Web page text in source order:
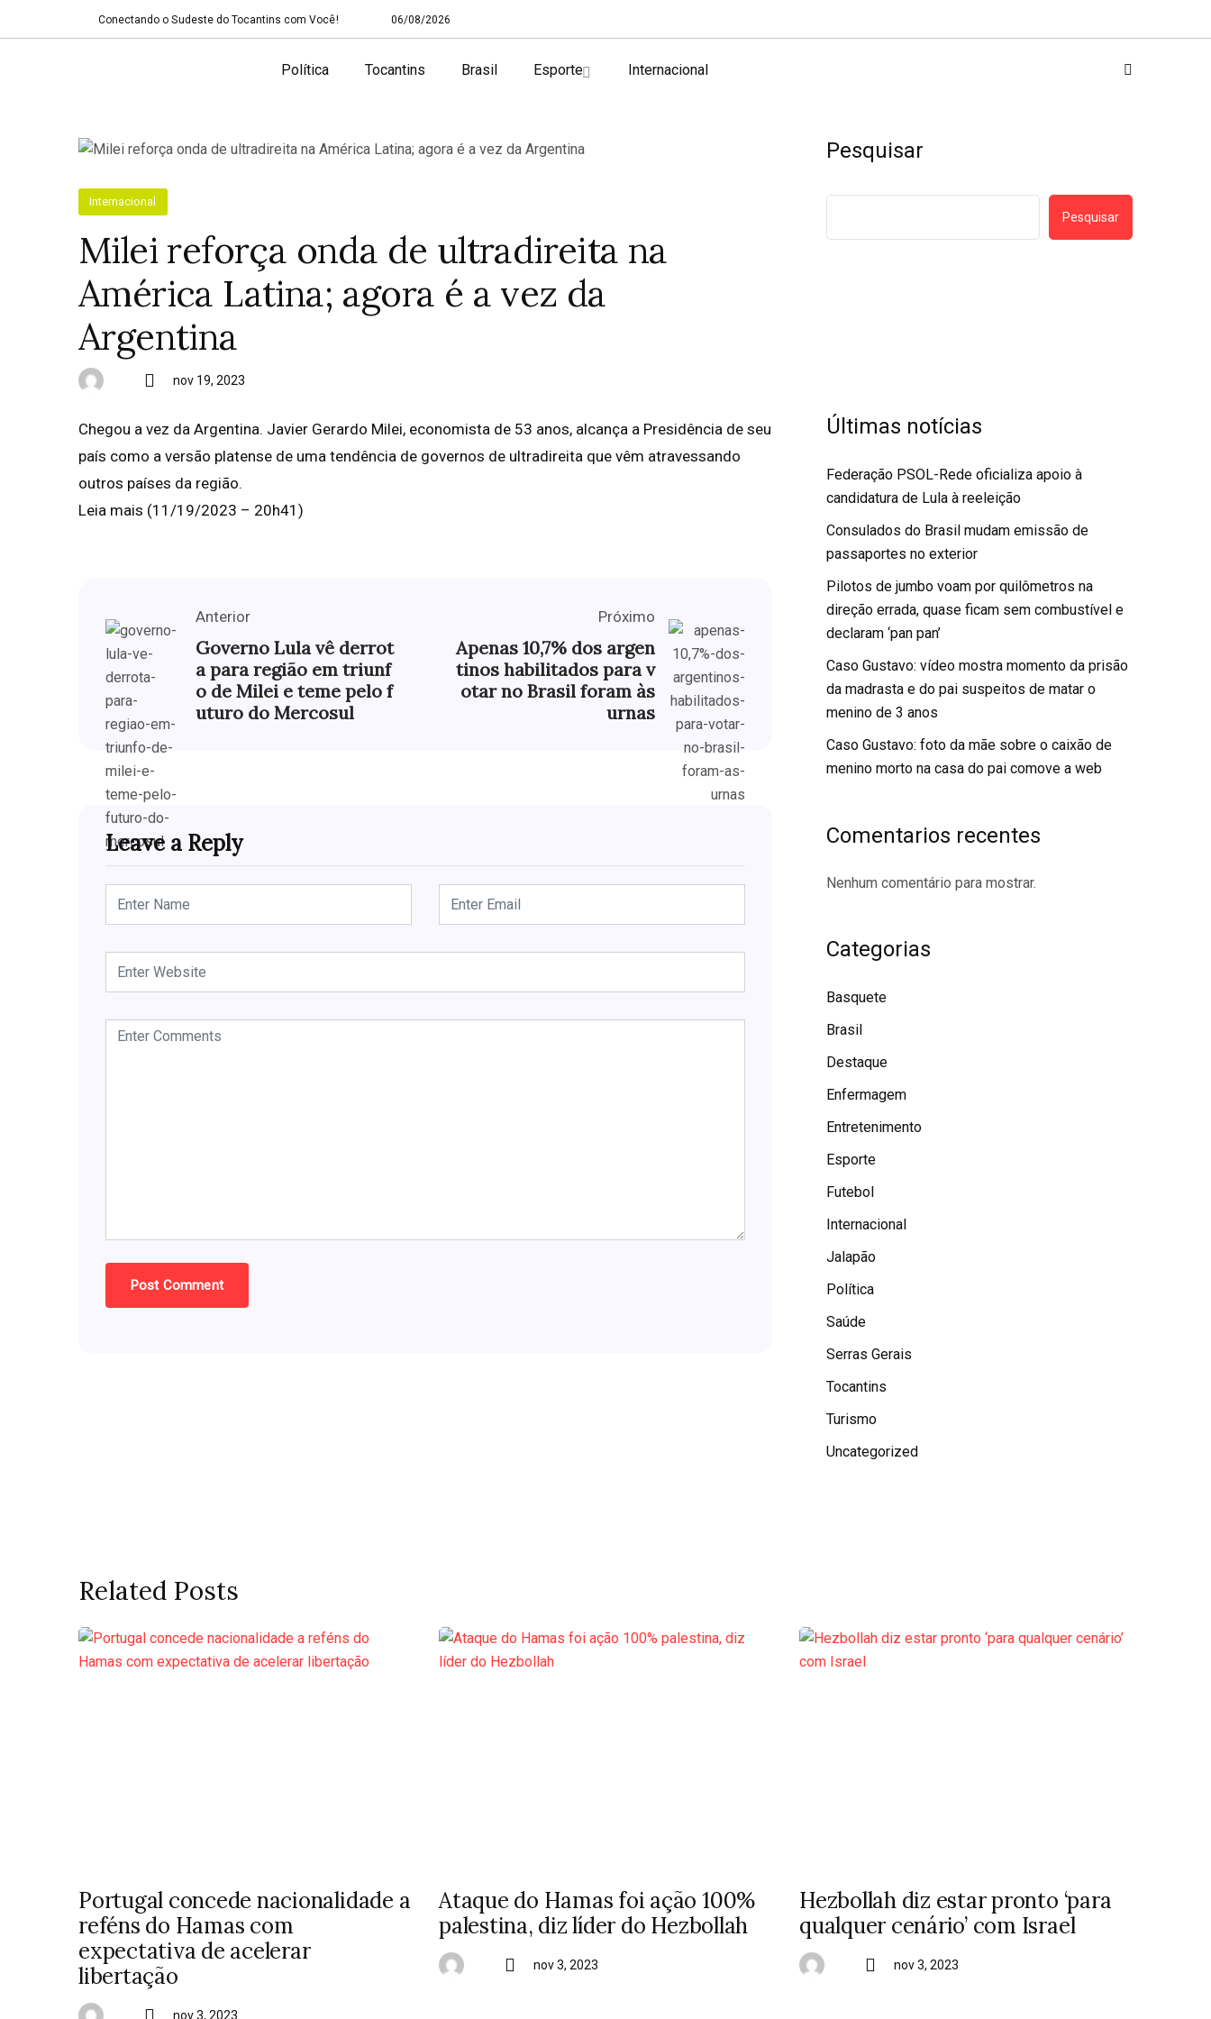
Conectando o Sudeste do Tocantins com Você! 06/08/2026
Política Tocantins Brasil Esporte Internacional
Internacional
Milei reforça onda de ultradireita na
América Latina; agora é a vez da
Argentina
nov 19, 2023
Chegou a vez da Argentina. Javier Gerardo Milei, economista de 53 anos, alcança a Presidência de seu
país como a versão platense de uma tendência de governos de ultradireita que vêm atravessando
outros países da região.
Leia mais (11/19/2023 – 20h41)
Anterior
Governo Lula vê derrot
a para região em triunf
o de Milei e teme pelo f
uturo do Mercosul
Próximo
Apenas 10,7% dos argen
tinos habilitados para v
otar no Brasil foram às
urnas
Leave a Reply
Pesquisar
Pesquisar
Últimas notícias
Federação PSOL-Rede oficializa apoio à
candidatura de Lula à reeleição
Consulados do Brasil mudam emissão de
passaportes no exterior
Pilotos de jumbo voam por quilômetros na
direção errada, quase ficam sem combustível e
declaram ‘pan pan’
Caso Gustavo: vídeo mostra momento da prisão
da madrasta e do pai suspeitos de matar o
menino de 3 anos
Caso Gustavo: foto da mãe sobre o caixão de
menino morto na casa do pai comove a web
Comentarios recentes
Nenhum comentário para mostrar.
Categorias
Basquete
Brasil
Destaque
Enfermagem
Entretenimento
Esporte
Futebol
Internacional
Jalapão
Política
Saúde
Serras Gerais
Tocantins
Turismo
Uncategorized
Related Posts
Portugal concede nacionalidade a
reféns do Hamas com
expectativa de acelerar
libertação
nov 3, 2023
Ataque do Hamas foi ação 100%
palestina, diz líder do Hezbollah
nov 3, 2023
Hezbollah diz estar pronto ‘para
qualquer cenário’ com Israel
nov 3, 2023